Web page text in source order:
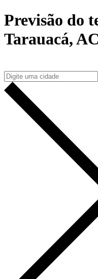
Previsão do
Tarauacá, AC